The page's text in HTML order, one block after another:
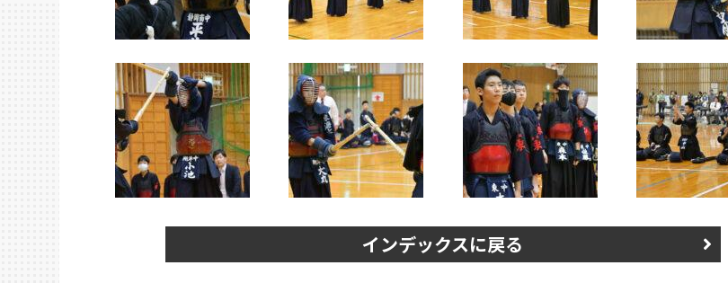
インデックスに戻る